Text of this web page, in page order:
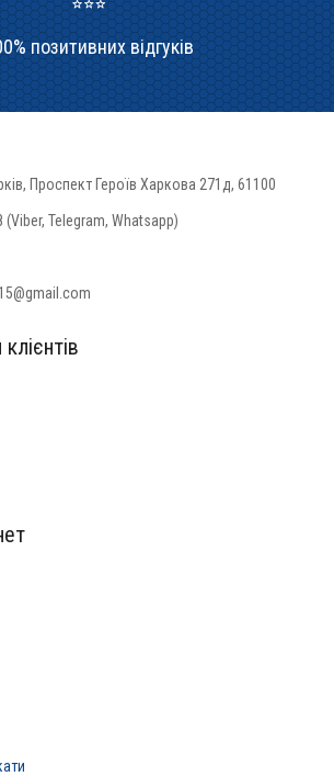
позитивних відгуків
Проспект Героїв Харкова 271д, 61100
Telegram, Whatsapp)